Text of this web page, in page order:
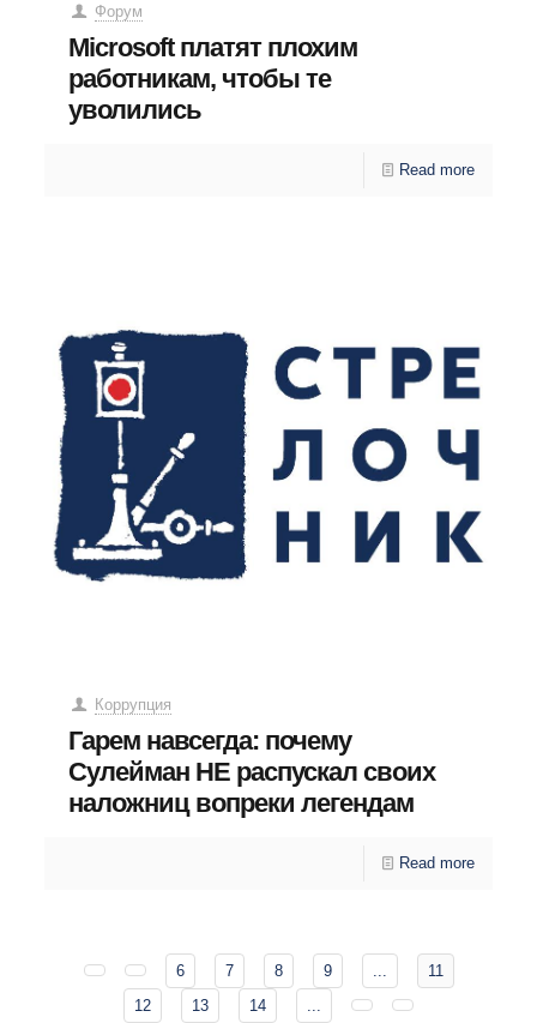
Форум
Microsoft платят плохим
работникам, чтобы те
уволились
Read more
Коррупция
Гарем навсегда: почему
Сулейман НЕ распускал своих
наложниц вопреки легендам
Read more
6 7 8 9
11
12
13 14